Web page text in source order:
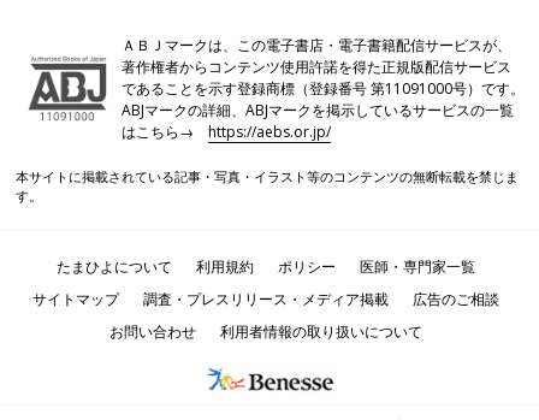
ＡＢＪマークは、この電子書店・電子書籍配信サービスが、
著作権者からコンテンツ使用許諾を得た正規版配信サービス
であることを示す登録商標（登録番号 第11091000号）です。
ABJマークの詳細、ABJマークを掲示しているサービスの一覧
はこちら→https://aebs.or.jp/
本サイトに掲載されている記事・写真・イラスト等のコンテンツの無断転載を禁じま
す。
たまひよについて 利用規約 ポリシー
医師・専門家一覧
サイトマップ
調査・プレスリリース・メディア掲載
広告のご相談
お問い合わせ
利用者情報の取り扱いについて